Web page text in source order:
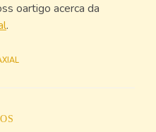
oartigo acerca da
.